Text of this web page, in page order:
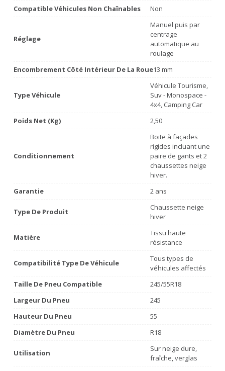
Compatible Véhicules Non Chaînables
Non
Réglage
Manuel puis par
centrage
automatique au
roulage
Encombrement Côté Intérieur De La Roue13 mm
Type Véhicule
Véhicule Tourisme,
Suv - Monospace -
4x4, Camping Car
Poids Net (Kg)
2,50
Conditionnement
Boite à façades
rigides incluant une
paire de gants et 2
chaussettes neige
hiver.
Garantie
2 ans
Type De Produit
Chaussette neige
hiver
Matière
Tissu haute
résistance
Compatibilité Type De Véhicule
Tous types de
véhicules affectés
Taille De Pneu Compatible
245/55R18
Largeur Du Pneu
245
Hauteur Du Pneu
55
Diamètre Du Pneu
R18
Utilisation
Sur neige dure,
fraîche, verglas